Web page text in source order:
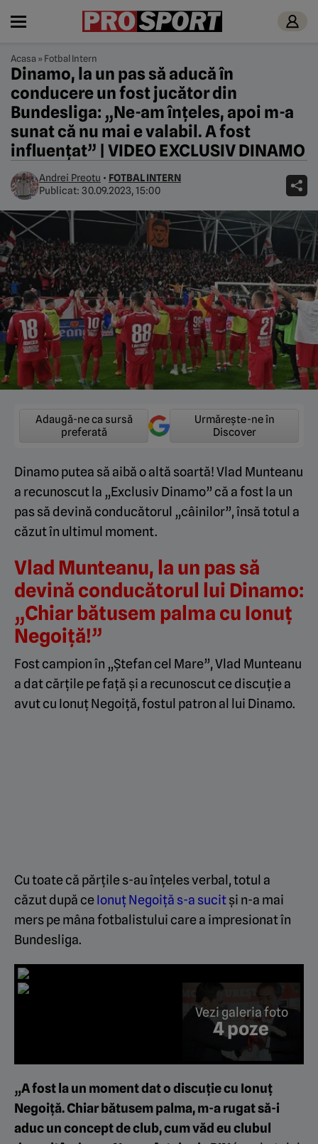
Acasa » Fotbal Intern
Dinamo, la un pas să aducă în
conducere un fost jucător din
Bundesliga: „Ne-am înțeles, apoi m-a
sunat că nu mai e valabil. A fost
influențat” | VIDEO EXCLUSIV DINAMO
Andrei Preotu • FOTBAL INTERN
Publicat: 30.09.2023, 15:00
Adaugă-ne ca sursă
preferată
Urmărește-ne în
Discover
Dinamo putea să aibă o altă soartă! Vlad Munteanu
a recunoscut la „Exclusiv Dinamo” că a fost la un
pas să devină conducătorul „câinilor”, însă totul a
căzut în ultimul moment.
Vlad Munteanu, la un pas să
devină conducătorul lui Dinamo:
„Chiar bătusem palma cu Ionuț
Negoiță!”
Fost campion în „Ștefan cel Mare”, Vlad Munteanu
a dat cărțile pe față și a recunoscut ce discuție a
avut cu Ionuț Negoiță, fostul patron al lui Dinamo.
Cu toate că părțile s-au înțeles verbal, totul a
căzut după ceIonuț Negoiță s-a sucitși n-a mai
mers pe mâna fotbalistului care a impresionat în
Bundesliga.
Vezi galeria foto
4 poze
„A fost la un moment dat o discuție cu Ionuț
Negoiță. Chiar bătusem palma, m-a rugat să-i
aduc un concept de club, cum văd eu clubul